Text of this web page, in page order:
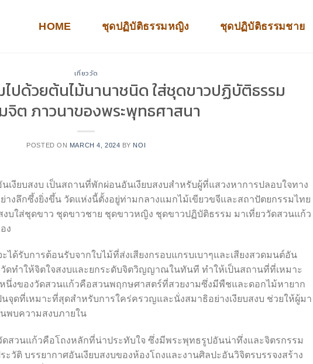
HOME ชุดปฏิบัติธรรมหญิง ชุดปฏิบัติธรรมชาย
เที่ยววัด
ปด้วยต้นไม้นานาชนิด ใส่ชุดขาวปฏิบัติธรรม
จิต ภาวนาของพระพุทธศาสนา
POSTED ON MARCH 4, 2024 BY NOI
เงียบสงบ เป็นสถานที่พักผ่อนอันเงียบสงบสำหรับผู้ที่แสวงหาการปลอบใจทาง
งลึกซึ้งยิ่งขึ้น วัดแห่งนี้ตั้งอยู่ท่ามกลางแมกไม้เขียวขจีและสถาปัตยกรรมไทย
งบใส่ชุดขาว ชุดขาวชาย ชุดขาวหญิง ชุดขาวปฏิบัติธรรม มาเที่ยววัดสวนแก้ว
ง
ได้รับการต้อนรับจากใบไม้ที่ส่งเสียงกรอบแกรบเบาๆและเสียงสวดมนต์อัน
วัดทำให้จิตใจสงบและยกระดับจิตวิญญาณในทันที ทำให้เป็นสถานที่ที่เหมาะ
นึ่งของวัดสวนแก้วคือสวนพฤกษศาสตร์ที่สวยงามซึ่งมีพืชและดอกไม้หายาก
จุดที่เหมาะที่สุดสำหรับการใคร่ครวญและนั่งสมาธิอย่างเงียบสงบ ช่วยให้ผู้มา
พบความสงบภายใน
สวนแก้วคือโถงหลักที่น่าประทับใจ ซึ่งมีพระพุทธรูปอันน่าทึ่งและจิตรกรรม
วัติ บรรยากาศอันเงียบสงบของห้องโถงและงานศิลปะอันวิจิตรบรรจงสร้าง